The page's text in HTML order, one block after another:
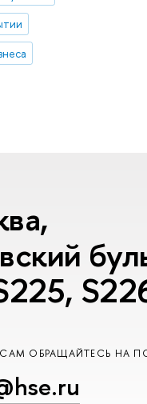
ОБРАЩАЙТЕСЬ НА